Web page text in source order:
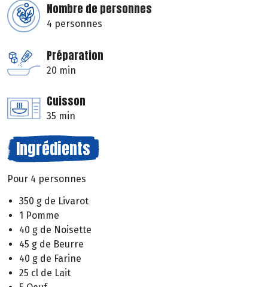
Nombre de personnes
4 personnes
Préparation
20 min
Cuisson
35 min
Ingrédients
Pour 4 personnes
350 g de Livarot
1 Pomme
40 g de Noisette
45 g de Beurre
40 g de Farine
25 cl de Lait